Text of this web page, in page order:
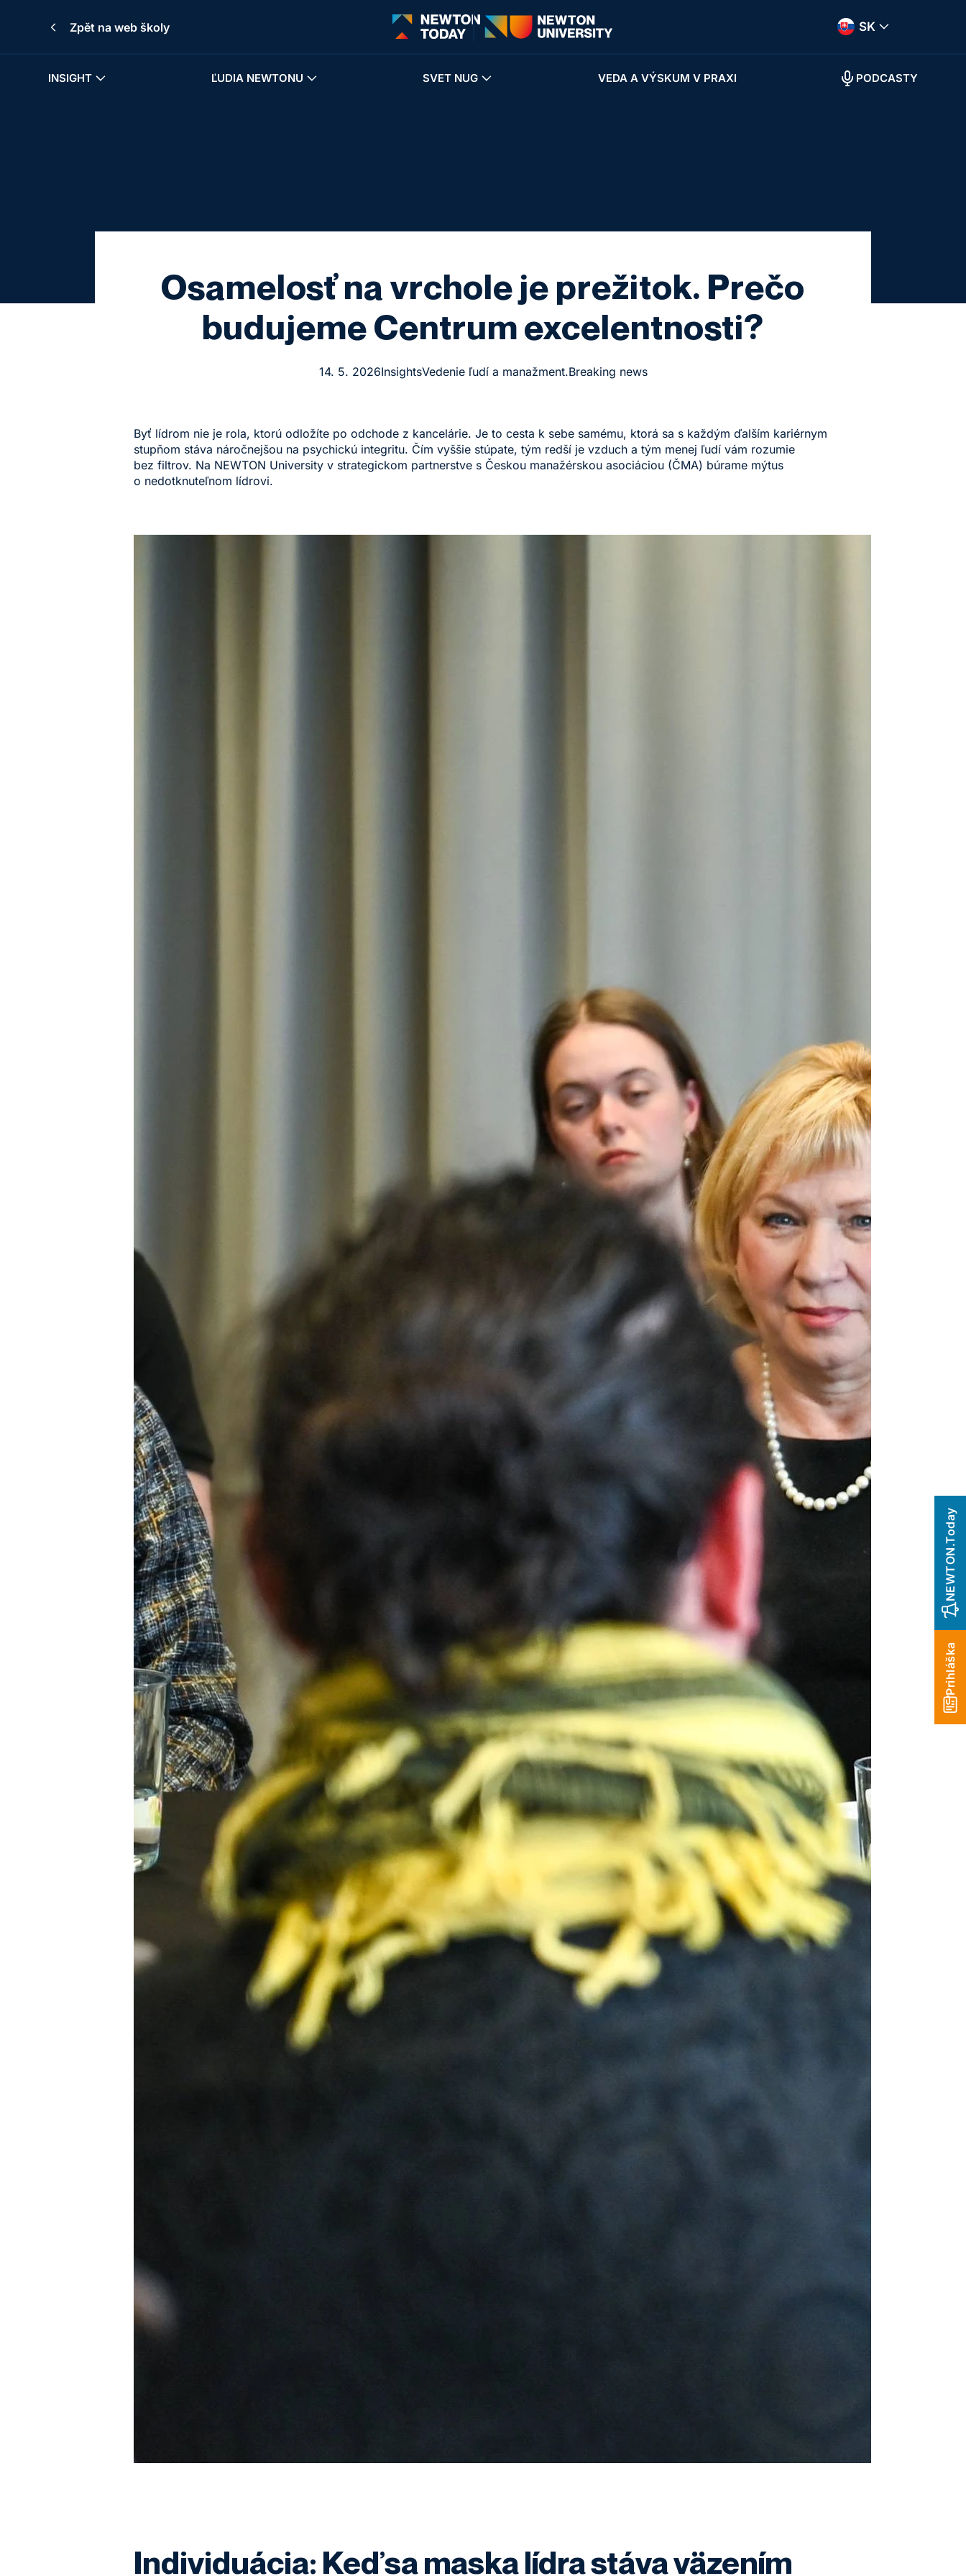
Zpět na web školy SK
INSIGHT ĽUDIA NEWTONU SVET NUG VEDA A VÝSKUM V PRAXI PODCASTY
Prihláška
NEWTON.Today
Osamelosť na vrchole je prežitok. Prečo
budujeme Centrum excelentnosti?
14. 5. 2026InsightsVedenie ľudí a manažment.Breaking news
Byť lídrom nie je rola, ktorú odložíte po odchode z kancelárie. Je to cesta k sebe samému, ktorá sa s každým ďalším kariérnym
stupňom stáva náročnejšou na psychickú integritu. Čím vyššie stúpate, tým redší je vzduch a tým menej ľudí vám rozumie
bez filtrov. Na NEWTON University v strategickom partnerstve s Českou manažérskou asociáciou (ČMA) búrame mýtus
o nedotknuteľnom lídrovi.
Individuácia: Keď sa maska lídra stáva väzením